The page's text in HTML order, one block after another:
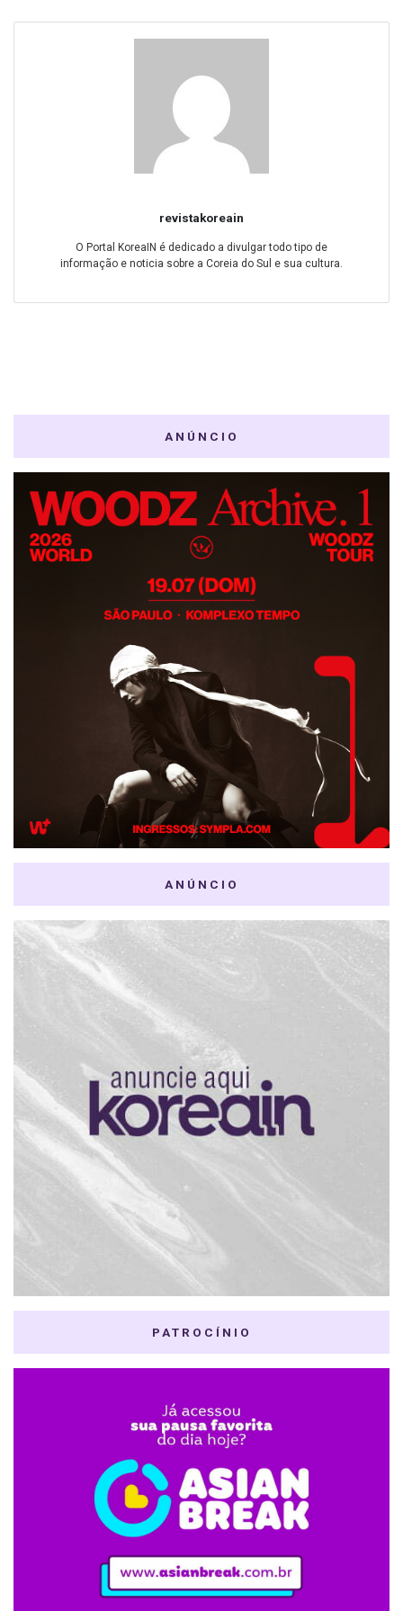
revistakoreain
O Portal KoreaIN é dedicado a divulgar todo tipo de
informação e noticia sobre a Coreia do Sul e sua cultura.
ANÚNCIO
ANÚNCIO
PATROCÍNIO